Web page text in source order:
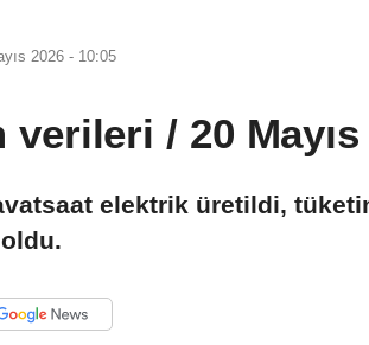
2026 - 10:05
/ 20 Mayıs
elektrik üretildi,